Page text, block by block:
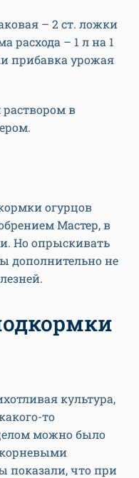
– 2 ст. ложки
расхода – 1 л на 1
прибавка урожая
в
огурцов
Мастер, в
Но опрыскивать
дополнительно не
культура,
то
можно было
показали, что при